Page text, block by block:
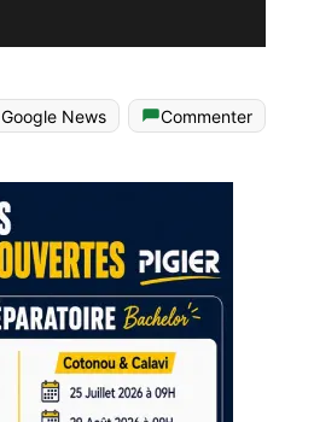
Google News
Commenter